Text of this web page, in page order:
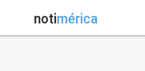
notimérica